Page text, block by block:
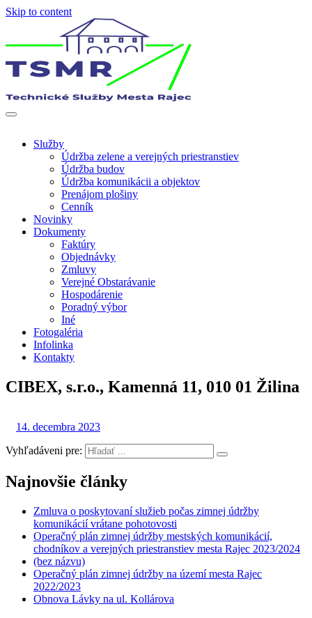
Skip to content
Služby
Údržba zelene a verejných priestranstiev
Údržba budov
Údržba komunikácii a objektov
Prenájom plošiny
Cenník
Novinky
Dokumenty
Faktúry
Objednávky
Zmluvy
Verejné Obstarávanie
Hospodárenie
Poradný výbor
Iné
Fotogaléria
Infolinka
Kontakty
CIBEX, s.r.o., Kamenná 11, 010 01 Žilina
14. decembra 2023
Vyhľadáveni pre:
Najnovšie články
Zmluva o poskytovaní služieb počas zimnej údržby
komunikácií vrátane pohotovosti
Operačný plán zimnej údržby mestských komunikácií,
chodníkov a verejných priestranstiev mesta Rajec 2023/2024
(bez názvu)
Operačný plán zimnej údržby na území mesta Rajec
2022/2023
Obnova Lávky na ul. Kollárova